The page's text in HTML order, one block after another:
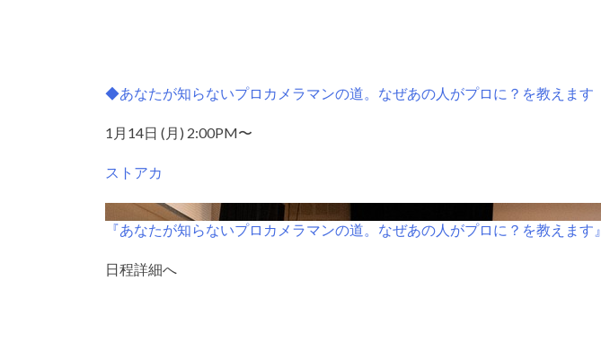
◆あなたが知らないプロカメラマンの道。なぜあの人がプロに？を教えます
1月14日 (月) 2:00PM〜
ストアカ
『あなたが知らないプロカメラマンの道。なぜあの人がプロに？を教えます』
日程詳細へ